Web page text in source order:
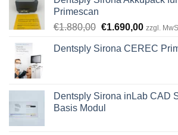
Primescan
€1.880,00 Ursprünglicher
war:
€1.690,00
ist:
zzgl.
Dentsply Sirona CEREC
Dentsply Sirona inLab CAD
Basis Modul